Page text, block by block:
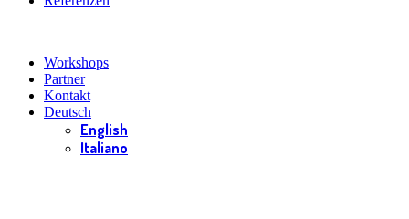
Workshops
Partner
Kontakt
Deutsch
English
Italiano